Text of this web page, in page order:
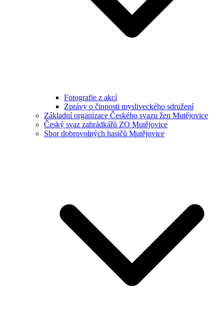
Fotografie z akcí
Zprávy o činnosti mysliveckého sdružení
Základní organizace Českého svazu žen Mutějovice
Český svaz zahrádkářů ZO Mutějovice
Sbor dobrovolných hasičů Mutějovice